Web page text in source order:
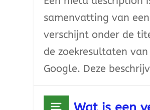
samenvatting van
verschijnt onder de
de zoekresultaten
Google. Deze